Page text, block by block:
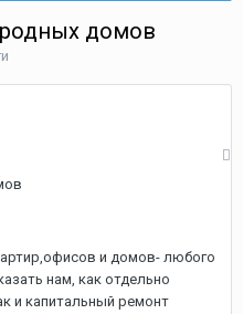
домов
и домов- любого
нам, как отдельно
и капитальный ремонт